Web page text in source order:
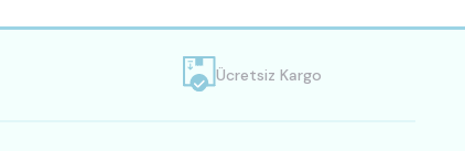
Ücretsiz Kargo